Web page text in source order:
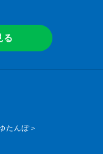
る
たんぽ＞